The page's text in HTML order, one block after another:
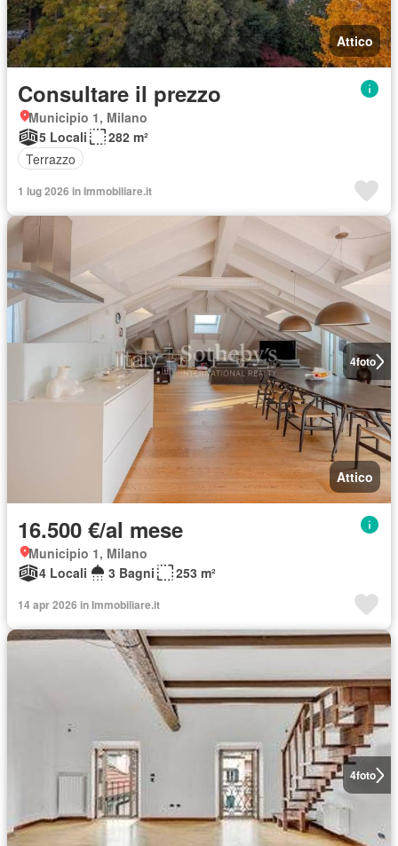
Attico
Consultare il prezzo
Municipio 1, Milano
5 Locali
282 m²
Terrazzo
1 lug 2026 in Immobiliare.it
4foto
Attico
16.500 €/al mese
Municipio 1, Milano
4 Locali
3 Bagni 253 m²
14 apr 2026 in Immobiliare.it
4foto